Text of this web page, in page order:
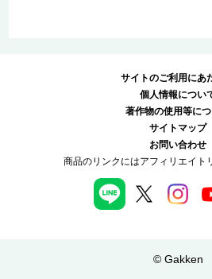
サイトのご利用にあ
個人情報につい
著作物の使用等に
サイトマップ
お問い合わせ
商品のリンクにはアフィリエイト
© Gakken